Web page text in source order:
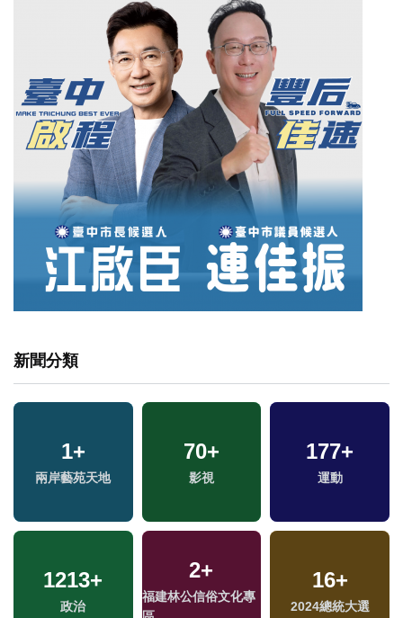
新聞分類
1+
兩岸藝苑天地
70+
影視
177+
運動
1213+
政治
2+
福建林公信俗文化專
16+
2024總統大選